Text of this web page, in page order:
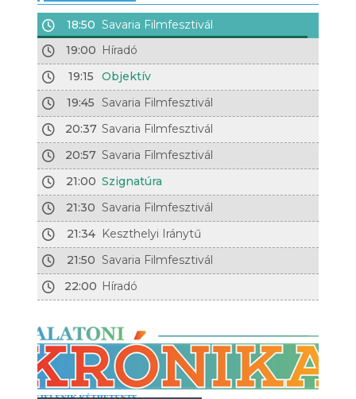
18:50 Savaria Filmfesztivál
19:00 Híradó
19:15
Objektív
19:45
Savaria Filmfesztivál
20:37 Savaria Filmfesztivál
20:57 Savaria Filmfesztivál
21:00 Szignatúra
21:30 Savaria Filmfesztivál
21:34 Keszthelyi Iránytű
21:50 Savaria Filmfesztivál
22:00 Híradó